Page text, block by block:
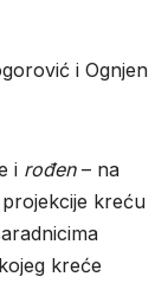
i Ognjen
i rođen– na
kreću
kreće